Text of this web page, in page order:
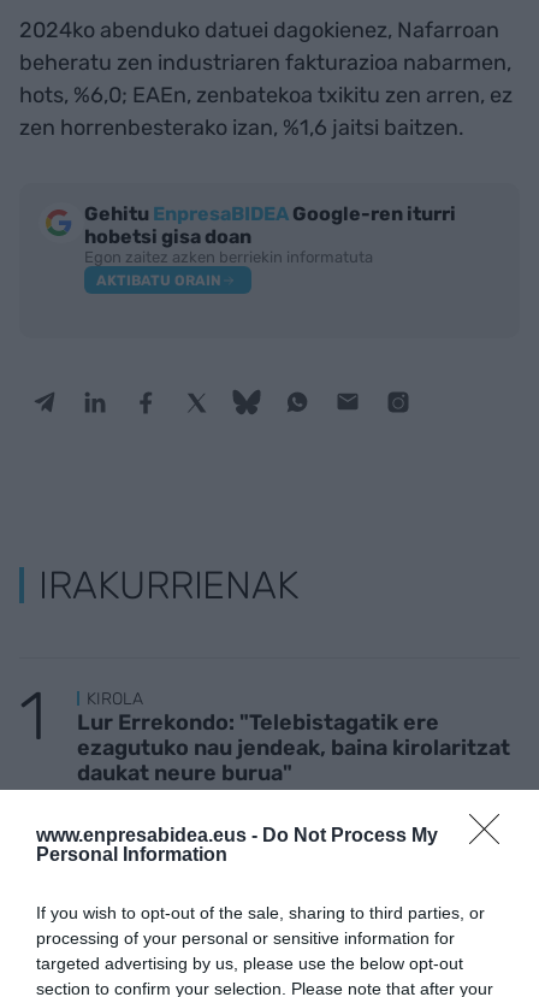
www.enpresabidea.eus - Do Not Process My
Personal Information
If you wish to opt-out of the sale, sharing to third parties, or
processing of your personal or sensitive information for
targeted advertising by us, please use the below opt-out
section to confirm your selection. Please note that after your
2024ko abenduko datuei dagokienez, Nafarroan
beheratu zen industriaren fakturazioa nabarmen,
hots, %6,0; EAEn, zenbatekoa txikitu zen arren, ez
zen horrenbesterako izan, %1,6 jaitsi baitzen.
Gehitu EnpresaBIDEA Google-ren iturri
hobetsi gisa doan
Egon zaitez azken berriekin informatuta
AKTIBATU ORAIN
IRAKURRIENAK
KIROLA
Lur Errekondo: "Telebistagatik ere
ezagutuko nau jendeak, baina kirolaritzat
daukat neure burua"
INBERTSIOAREN TXOKOA
bazan, sar dadila kalabazan
TURISMOA